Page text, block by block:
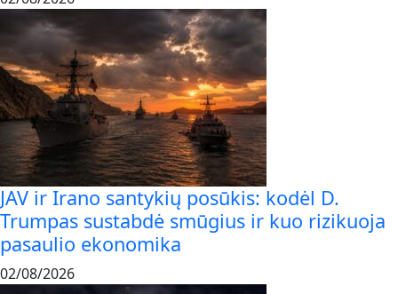
JAV ir Irano santykių posūkis: kodėl D.
Trumpas sustabdė smūgius ir kuo rizikuoja
pasaulio ekonomika
02/08/2026